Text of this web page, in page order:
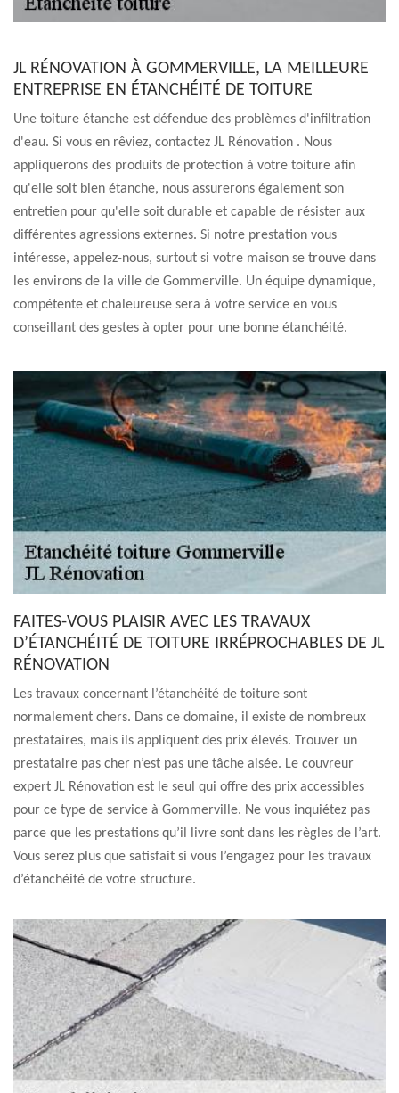
JL RÉNOVATION À GOMMERVILLE, LA MEILLEURE
ENTREPRISE EN ÉTANCHÉITÉ DE TOITURE
Une toiture étanche est défendue des problèmes d'infiltration
d'eau. Si vous en rêviez, contactez JL Rénovation . Nous
appliquerons des produits de protection à votre toiture afin
qu'elle soit bien étanche, nous assurerons également son
entretien pour qu'elle soit durable et capable de résister aux
différentes agressions externes. Si notre prestation vous
intéresse, appelez-nous, surtout si votre maison se trouve dans
les environs de la ville de Gommerville. Un équipe dynamique,
compétente et chaleureuse sera à votre service en vous
conseillant des gestes à opter pour une bonne étanchéité.
FAITES-VOUS PLAISIR AVEC LES TRAVAUX
D’ÉTANCHÉITÉ DE TOITURE IRRÉPROCHABLES DE JL
RÉNOVATION
Les travaux concernant l’étanchéité de toiture sont
normalement chers. Dans ce domaine, il existe de nombreux
prestataires, mais ils appliquent des prix élevés. Trouver un
prestataire pas cher n’est pas une tâche aisée. Le couvreur
expert JL Rénovation est le seul qui offre des prix accessibles
pour ce type de service à Gommerville. Ne vous inquiétez pas
parce que les prestations qu’il livre sont dans les règles de l’art.
Vous serez plus que satisfait si vous l’engagez pour les travaux
d’étanchéité de votre structure.